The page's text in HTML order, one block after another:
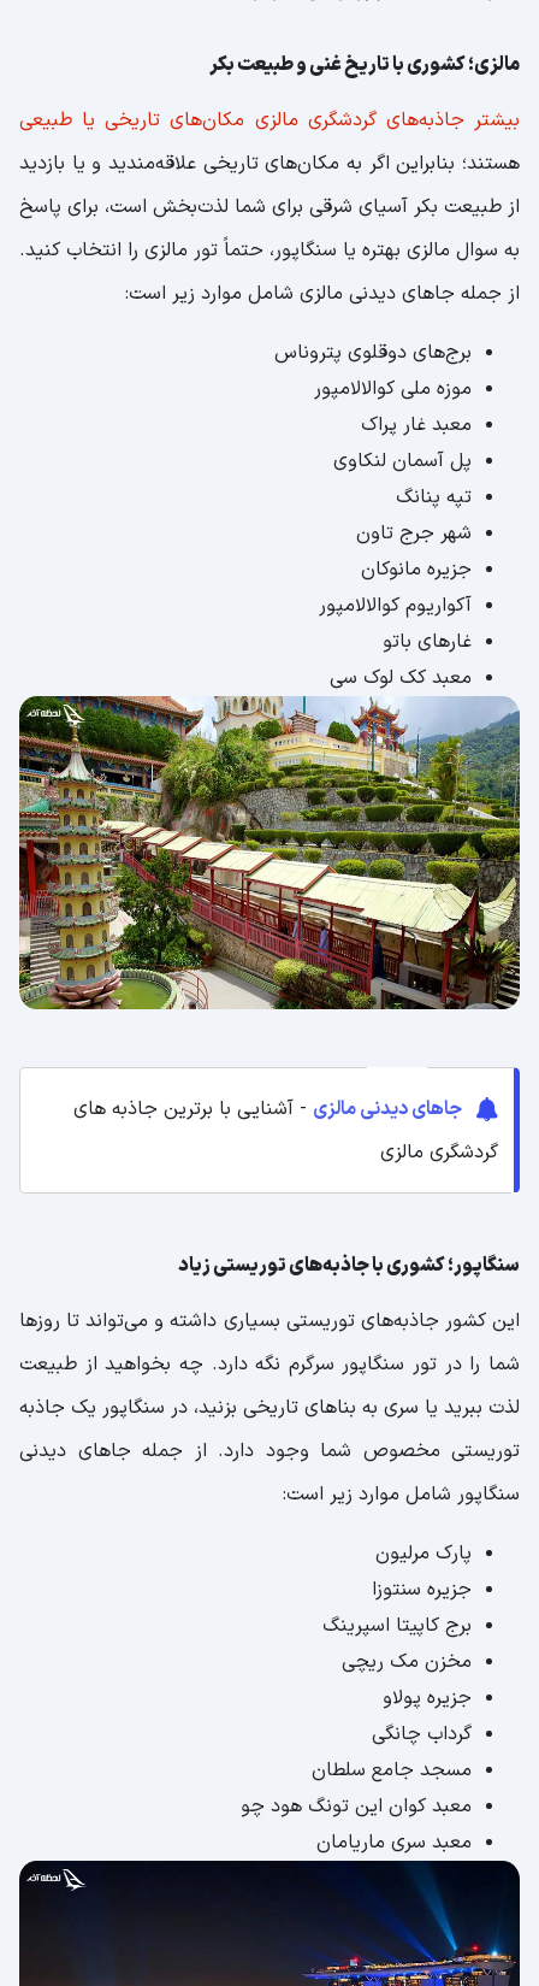
مالزی؛ کشوری با تاریخ غنی و طبیعت بکر
بیشتر جاذبه‌های گردشگری مالزی مکان‌های تاریخی یا طبیعی
هستند؛ بنابراین اگر به مکان‌های تاریخی علاقه‌مندید و یا بازدید
از طبیعت بکر آسیای شرقی برای شما لذت‌بخش است، برای پاسخ
به سوال مالزی بهتره یا سنگاپور، حتماً تور مالزی را انتخاب کنید.
از جمله جاهای دیدنی مالزی شامل موارد زیر است:
برج‌های دوقلوی پتروناس
موزه ملی کوالالامپور
معبد غار پراک
پل آسمان لنکاوی
تپه پنانگ
شهر جرج تاون
جزیره مانوکان
آکواریوم کوالالامپور
غارهای باتو
معبد کک لوک سی
جاهای دیدنی مالزی - آشنایی با برترین جاذبه های
گردشگری مالزی
سنگاپور؛ کشوری با جاذبه‌های توریستی زیاد
این کشور جاذبه‌های توریستی بسیاری داشته و می‌تواند تا روزها
شما را در تور سنگاپور سرگرم نگه دارد. چه بخواهید از طبیعت
لذت ببرید یا سری به بناهای تاریخی بزنید، در سنگاپور یک جاذبه
توریستی مخصوص شما وجود دارد. از جمله جاهای دیدنی
سنگاپور شامل موارد زیر است:
پارک مرلیون
جزیره سنتوزا
برج کاپیتا اسپرینگ
مخزن مک ریچی
جزیره پولاو
گرداب چانگی
مسجد جامع سلطان
معبد کوان این تونگ هود چو
معبد سری ماریامان